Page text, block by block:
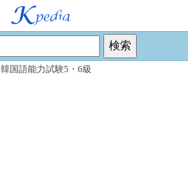
韓国語能力試験5・6級